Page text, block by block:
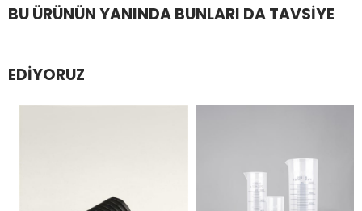
BU ÜRÜNÜN YANINDA BUNLARI DA TAVSIYE
EDIYORUZ